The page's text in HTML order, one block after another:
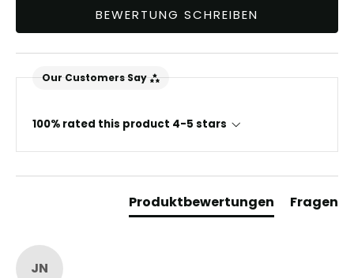
BEWERTUNG SCHREIBEN
Our Customers Say
100% rated this product 4-5 stars
Produktbewertungen Fragen
JN